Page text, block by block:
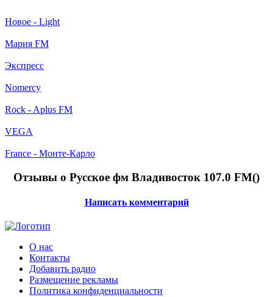
Новое - Light
Мария FM
Экспресс
Nomercy
Rock - Aplus FM
VEGA
France - Монте-Карло
Отзывы о Русское фм Владивосток 107.0 FM()
Написать комментарий
О нас
Контакты
Добавить радио
Размещение рекламы
Политика конфиденциальности